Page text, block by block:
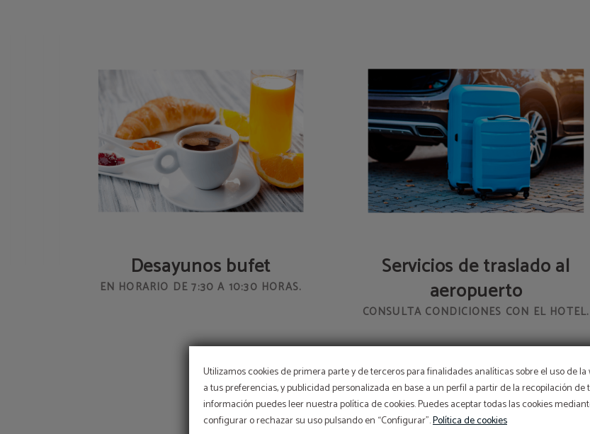
Utilizamos cookies de primera parte y de terceros para finalidades analíticas sobre el uso de
a tus preferencias, y publicidad personalizada en base a un perfil a partir de la recopilación
información puedes leer nuestra política de cookies. Puedes aceptar todas las cookies
configurar o rechazar su uso pulsando en “Configurar”.Política de cookies
Desayunos bufet
EN HORARIO DE 7:30 A 10:30 HORAS.
Servicios de traslado al
aeropuerto
CONSULTA CONDICIONES CON EL HOTEL.
Y MUCHOS MÁS…